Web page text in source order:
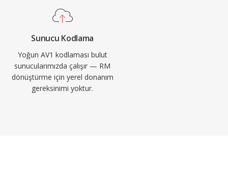
Sunucu Kodlama
Yoğun AV1 kodlaması bulut
sunucularımızda çalışır — RM
dönüştürme için yerel donanım
gereksinimi yoktur.